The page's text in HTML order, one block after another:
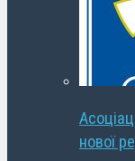
нової